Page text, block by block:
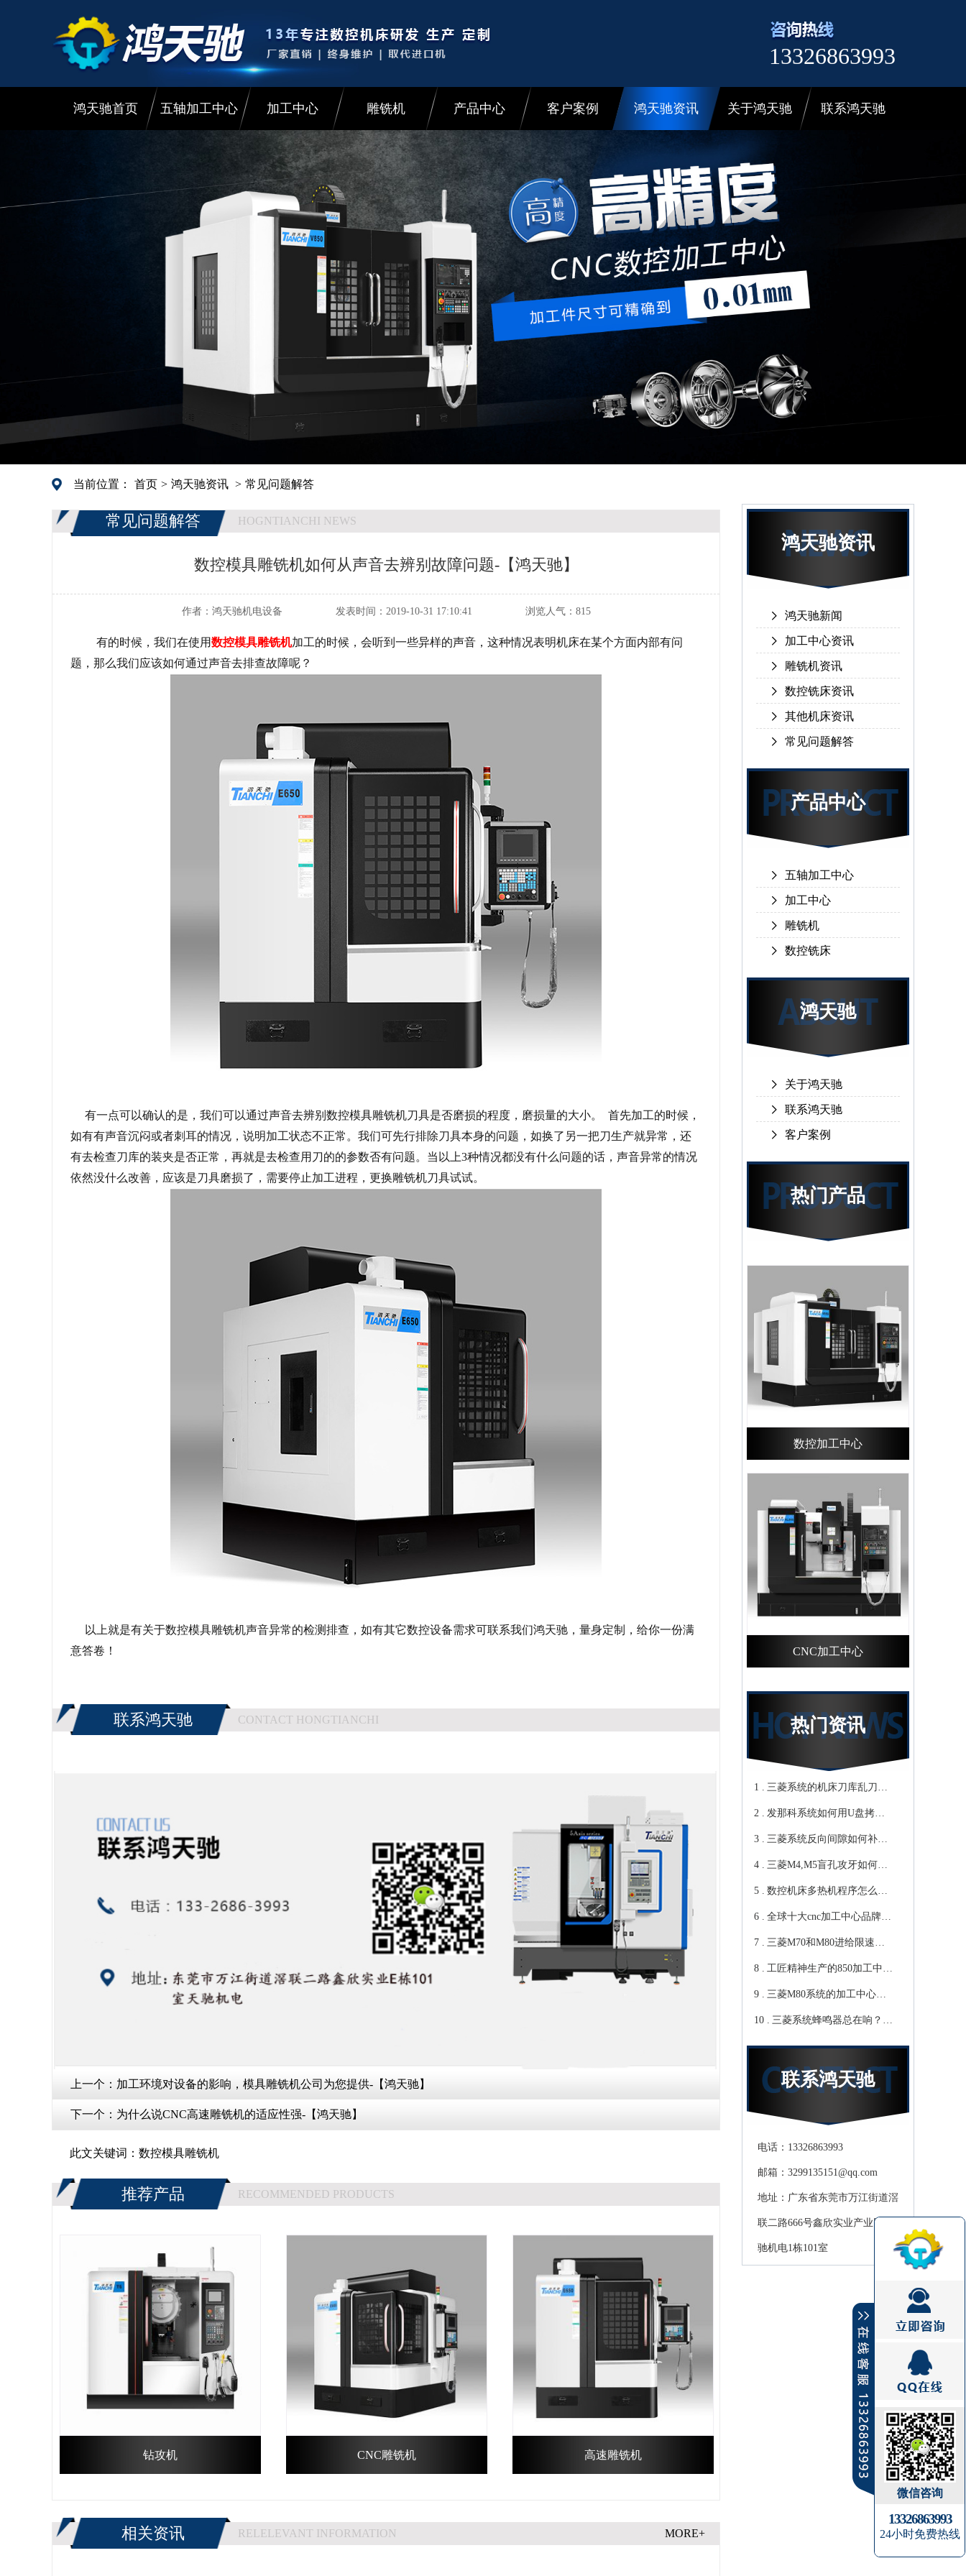
13326863993
鸿天驰首页 五轴加工中心 加工中心 雕铣机 产品中心 客户案例 鸿天驰资讯 关于鸿天驰 联系鸿天驰
当前位置： 首页 > 鸿天驰资讯 > 常见问题解答
常见问题解答 HOGNTIANCHI NEWS
数控模具雕铣机如何从声音去辨别故障问题-【鸿天驰】
作者： 鸿天驰机电设备 发表时间： 2019-10-31 17:10:41 浏览人气： 815
有的时候，我们在使用数控模具雕铣机加工的时候，会听到一些异样的声音，这种情况表明机床在某个方面内部有问
题，那么我们应该如何通过声音去排查故障呢？
有一点可以确认的是，我们可以通过声音去辨别数控模具雕铣机刀具是否磨损的程度，磨损量的大小。 首先加工的时候，
如有有声音沉闷或者刺耳的情况，说明加工状态不正常。我们可先行排除刀具本身的问题，如换了另一把刀生产就异常，还
有去检查刀库的装夹是否正常，再就是去检查用刀的的参数否有问题。当以上3种情况都没有什么问题的话，声音异常的情况
依然没什么改善，应该是刀具磨损了，需要停止加工进程，更换雕铣机刀具试试。
以上就是有关于数控模具雕铣机声音异常的检测排查，如有其它数控设备需求可联系我们鸿天驰，量身定制，给你一份满
意答卷！
联系鸿天驰 CONTACT HONGTIANCHI
上一个： 加工环境对设备的影响，模具雕铣机公司为您提供-【鸿天驰】
下一个： 为什么说CNC高速雕铣机的适应性强-【鸿天驰】
此文关键词： 数控模具雕铣机
推荐产品 RECOMMENDED PRODUCTS
钻攻机 CNC雕铣机 高速雕铣机
相关资讯 RELELEVANT INFORMATION MORE+
鸿天驰资讯
鸿天驰新闻
加工中心资讯
雕铣机资讯
数控铣床资讯
其他机床资讯
常见问题解答
产品中心
五轴加工中心
加工中心
雕铣机
数控铣床
鸿天驰
关于鸿天驰
联系鸿天驰
客户案例
热门产品
数控加工中心
CNC加工中心
热门资讯
1 . 三菱系统的机床刀库乱刀，
CNC加工中心厂家教你轻松
归零-鸿天驰
2 . 发那科系统如何用U盘拷贝
加工程序？cnc立式加工中心
教你-鸿天驰
3 . 三菱系统反向间隙如何补
偿，数控cnc加工中心厂家来
教你-鸿天驰
4 . 三菱M4,M5盲孔攻牙如何设
转速和进给？高速cnc加工中
心教你-鸿天驰
5 . 数控机床多热机程序怎么
写？Cnc雕铣机厂家教你-鸿
天驰
6 . 全球十大cnc加工中心品牌，
你知道那些？-【鸿天驰】
7 . 三菱M70和M80进给限速该
修改哪个参数?鸿天驰高速
CNC机床厂家教你
8 . 工匠精神生产的850加工中
心,精度可达0.01mm 就选-
[鸿天驰]
9 . 三菱M80系统的加工中心无
程序报警怎么处理，CNC雕
铣机厂家教你
10 . 三菱系统蜂鸣器总在响？鸿
天驰850加工中心厂家教你关
掉它联系鸿天驰
电话：13326863993
邮箱：3299135151@qq.com
地址：广东省东莞市万江街道滘
联二路666号鑫欣实业产业园天
驰机电1栋101室
微信咨询
13326863993
24小时免费热线